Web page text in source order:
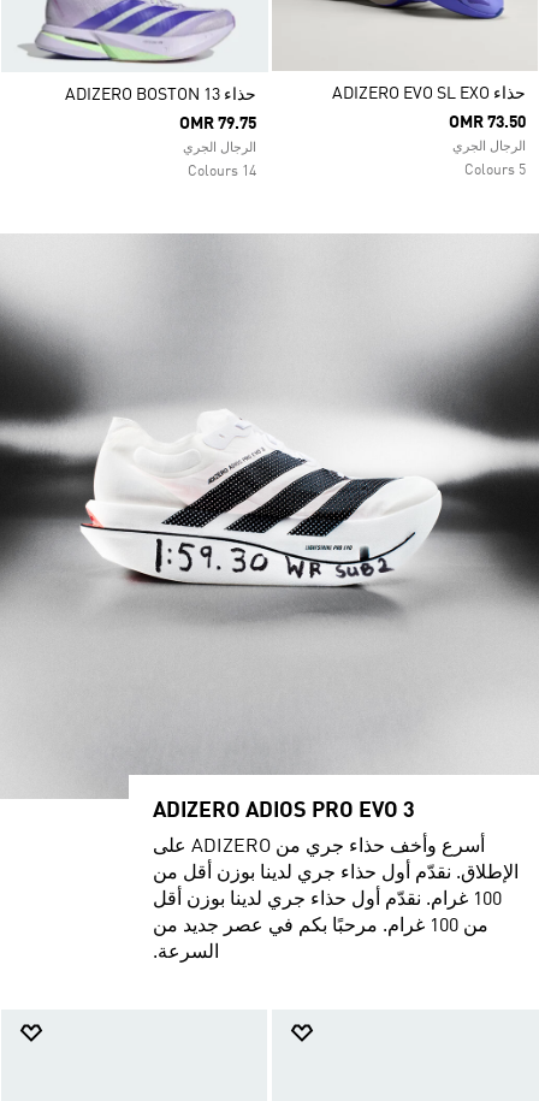
حذاء ADIZERO EVO SL EXO
OMR 73.50
الرجال الجري
5 Colours
حذاء ADIZERO BOSTON 13
OMR 79.75
الرجال الجري
14 Colours
ADIZERO ADIOS PRO EVO 3
أسرع وأخف حذاء جري من ADIZERO على
الإطلاق. نقدّم أول حذاء جري لدينا بوزن أقل من
100 غرام. نقدّم أول حذاء جري لدينا بوزن أقل
من 100 غرام. مرحبًا بكم في عصر جديد من
السرعة.